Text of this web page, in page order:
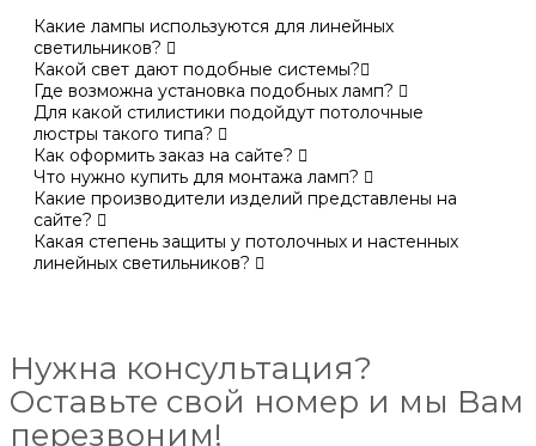
Какие лампы используются для линейных
светильников?
Какой свет дают подобные системы?
Где возможна установка подобных ламп?
Для какой стилистики подойдут потолочные
люстры такого типа?
Как оформить заказ на сайте?
Что нужно купить для монтажа ламп?
Какие производители изделий представлены на
сайте?
Какая степень защиты у потолочных и настенных
линейных светильников?
Нужна консультация?
Оставьте свой номер и мы Вам
перезвоним!